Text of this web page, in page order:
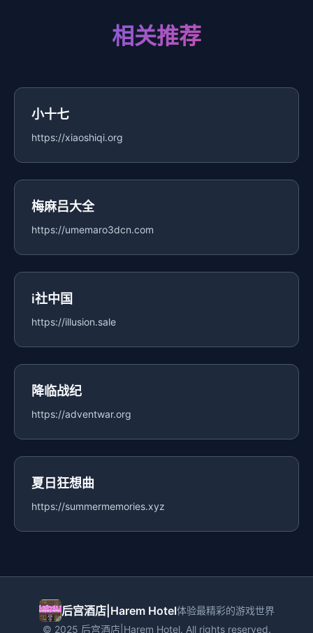
相关推荐
小十七
https://xiaoshiqi.org
梅麻吕大全
https://umemaro3dcn.com
i社中国
https://illusion.sale
降临战纪
https://adventwar.org
夏日狂想曲
https://summermemories.xyz
后宫酒店|Harem Hotel体验最精彩的游戏世界
© 2025 后宫酒店|Harem Hotel. All rights reserved.